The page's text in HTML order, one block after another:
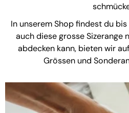
In unserem Shop findest du
auch diese grosse Sizerange
abdecken kann, bieten wir
Grössen und